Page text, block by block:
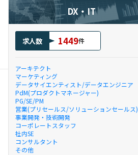
DX・IT
求人数 1449件
アーキテクト
マーケティング
データサイエンティスト/データエンジニア
PdM(プロダクトマネージャー)
PG/SE/PM
営業(プリセールス/ソリューションセールス)
事業開発・技術開発
コーポレートスタッフ
社内SE
コンサルタント
その他